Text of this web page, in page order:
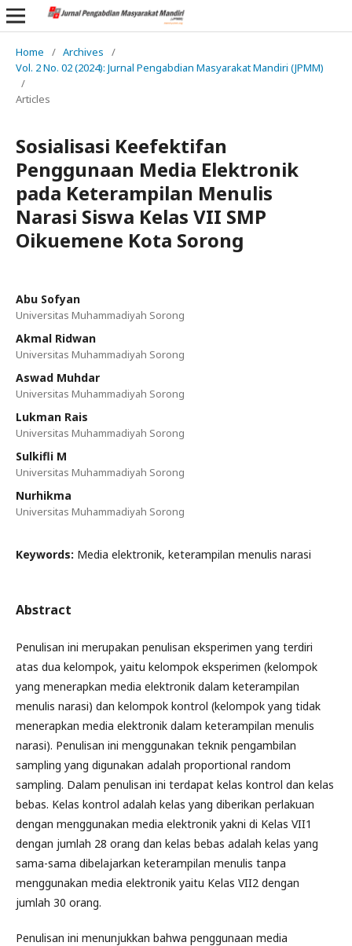
Home / Archives
/
Vol. 2 No. 02 (2024): Jurnal Pengabdian Masyarakat Mandiri (JPMM)
/
Articles
Sosialisasi Keefektifan
Penggunaan Media Elektronik
pada Keterampilan Menulis
Narasi Siswa Kelas VII SMP
Oikuemene Kota Sorong
Abu Sofyan
Universitas Muhammadiyah Sorong
Akmal Ridwan
Universitas Muhammadiyah Sorong
Aswad Muhdar
Universitas Muhammadiyah Sorong
Lukman Rais
Universitas Muhammadiyah Sorong
Sulkifli M
Universitas Muhammadiyah Sorong
Nurhikma
Universitas Muhammadiyah Sorong
Keywords: Media elektronik, keterampilan menulis narasi
Abstract
Penulisan ini merupakan penulisan eksperimen yang terdiri
atas dua kelompok, yaitu kelompok eksperimen (kelompok
yang menerapkan media elektronik dalam keterampilan
menulis narasi) dan kelompok kontrol (kelompok yang tidak
menerapkan media elektronik dalam keterampilan menulis
narasi). Penulisan ini menggunakan teknik pengambilan
sampling yang digunakan adalah proportional random
sampling. Dalam penulisan ini terdapat kelas kontrol dan kelas
bebas. Kelas kontrol adalah kelas yang diberikan perlakuan
dengan menggunakan media elektronik yakni di Kelas VII1
dengan jumlah 28 orang dan kelas bebas adalah kelas yang
sama-sama dibelajarkan keterampilan menulis tanpa
menggunakan media elektronik yaitu Kelas VII2 dengan
jumlah 30 orang.
Penulisan ini menunjukkan bahwa penggunaan media